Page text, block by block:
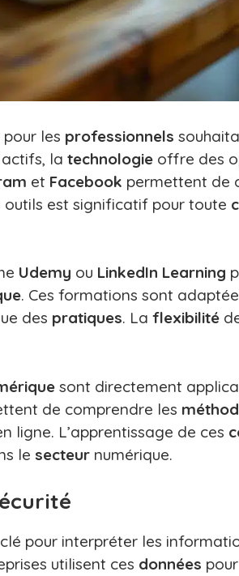
les professionnels
actifs, la technologie offre des
et Facebook permettent de
est significatif pour toute
Udemy ou LinkedIn Learning
. Ces formations sont
des pratiques. La flexibilité
sont directement
de comprendre les
ligne. L’apprentissage de ces
le secteur numérique.
pour interpréter les
utilisent ces données